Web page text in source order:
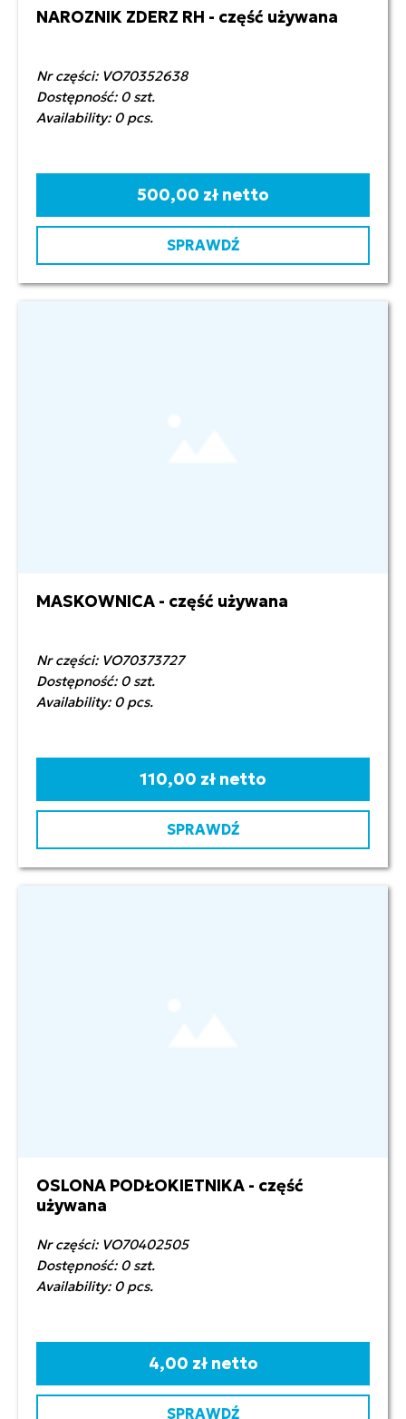
NAROZNIK ZDERZ RH - część używana
Nr części: VO70352638
Dostępność: 0 szt.
Availability: 0 pcs.
500,00 zł netto
SPRAWDŹ
MASKOWNICA - część używana
Nr części: VO70373727
Dostępność: 0 szt.
Availability: 0 pcs.
110,00 zł netto
SPRAWDŹ
OSLONA PODŁOKIETNIKA - część
używana
Nr części: VO70402505
Dostępność: 0 szt.
Availability: 0 pcs.
4,00 zł netto
SPRAWDŹ